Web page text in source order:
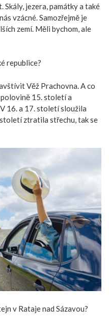
Skály, jezera, památky a také
vzácné. Samozřejmě je
zemí. Měli bychom, ale
republice?
Věž Prachovna. A co
15. století a
16. a 17. století sloužila
ztratila střechu, tak se
v Rataje nad Sázavou?